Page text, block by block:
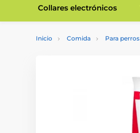
Collares electrónicos
Inicio Comida Para perros